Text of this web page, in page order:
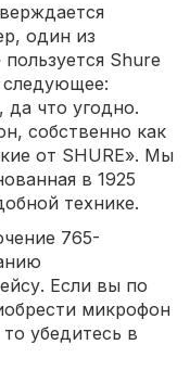
один из
Shure
следующее:
что угодно.
собственно как
от SHURE». Мы
в 1925
технике.
765-
Если вы по
микрофон
убедитесь в